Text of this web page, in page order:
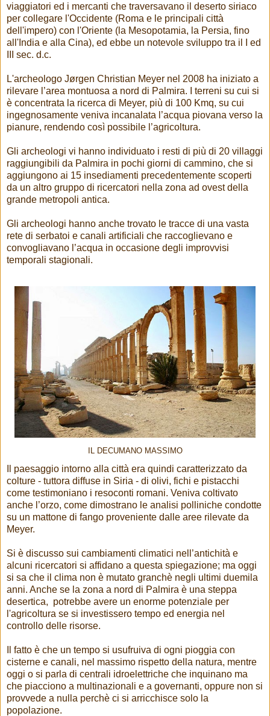
viaggiatori ed i mercanti che traversavano il deserto siriaco
per collegare l'Occidente (Roma e le principali città
dell'impero) con l'Oriente (la Mesopotamia, la Persia, fino
all'India e alla Cina), ed ebbe un notevole sviluppo tra il I ed
III sec. d.c.
L'archeologo Jørgen Christian Meyer nel 2008 ha iniziato a
rilevare l’area montuosa a nord di Palmira. I terreni su cui si
è concentrata la ricerca di Meyer, più di 100 Kmq, su cui
ingegnosamente veniva incanalata l’acqua piovana verso la
pianure, rendendo così possibile l’agricoltura.
Gli archeologi vi hanno individuato i resti di più di 20 villaggi
raggiungibili da Palmira in pochi giorni di cammino, che si
aggiungono ai 15 insediamenti precedentemente scoperti
da un altro gruppo di ricercatori nella zona ad ovest della
grande metropoli antica.
Gli archeologi hanno anche trovato le tracce di una vasta
rete di serbatoi e canali artificiali che raccoglievano e
convogliavano l’acqua in occasione degli improvvisi
temporali stagionali.
IL DECUMANO MASSIMO
Il paesaggio intorno alla città era quindi caratterizzato da
colture - tuttora diffuse in Siria - di olivi, fichi e pistacchi
come testimoniano i resoconti romani. Veniva coltivato
anche l’orzo, come dimostrano le analisi polliniche condotte
su un mattone di fango proveniente dalle aree rilevate da
Meyer.
Si è discusso sui cambiamenti climatici nell’antichità e
alcuni ricercatori si affidano a questa spiegazione; ma oggi
si sa che il clima non è mutato granchè negli ultimi duemila
anni. Anche se la zona a nord di Palmira è una steppa
desertica, potrebbe avere un enorme potenziale per
l'agricoltura se si investissero tempo ed energia nel
controllo delle risorse.
Il fatto è che un tempo si usufruiva di ogni pioggia con
cisterne e canali, nel massimo rispetto della natura, mentre
oggi o si parla di centrali idroelettriche che inquinano ma
che piacciono a multinazionali e a governanti, oppure non si
provvede a nulla perchè ci si arricchisce solo la
popolazione.